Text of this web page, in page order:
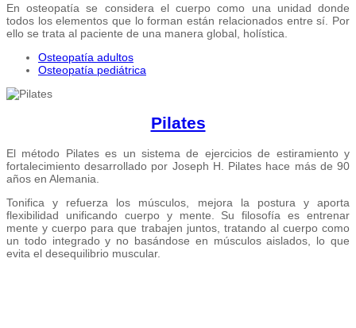
En osteopatía se considera el cuerpo como una unidad donde
todos los elementos que lo forman están relacionados entre sí. Por
ello se trata al paciente de una manera global, holística.
Osteopatía adultos
Osteopatía pediátrica
Pilates
El método Pilates es un sistema de ejercicios de estiramiento y
fortalecimiento desarrollado por Joseph H. Pilates hace más de 90
años en Alemania.
Tonifica y refuerza los músculos, mejora la postura y aporta
flexibilidad unificando cuerpo y mente. Su filosofía es entrenar
mente y cuerpo para que trabajen juntos, tratando al cuerpo como
un todo integrado y no basándose en músculos aislados, lo que
evita el desequilibrio muscular.